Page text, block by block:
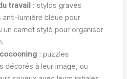
travail : stylos gravés
lumière bleue pour
un carnet stylé pour organiser
: puzzles
décorés à leur image, ou